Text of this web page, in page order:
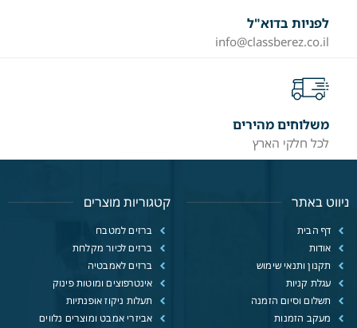
לפניות בדוא"ל
info@classberez.co.il
משלוחים מהירים
לכל חלקי הארץ
ניווט באתר
דף הבית
אודות
תקנון ותנאי שימוש
עגלת קניות
תשלום וסיום הזמנה
מעקב הזמנות
קטגוריות מוצרים
ברזים למטבח
ברזים לכיור מקלחת
ברזים לאמבטיה
אינטרפוצים ומוטות פינוק
תעלות ניקוז אופנתיות
אביזרי אמבט ומוצרים נלווים